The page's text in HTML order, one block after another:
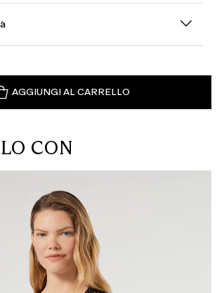
AGGIUNGI AL CARRELLO
CON